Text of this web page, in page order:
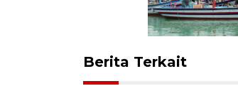
Berita Terkait